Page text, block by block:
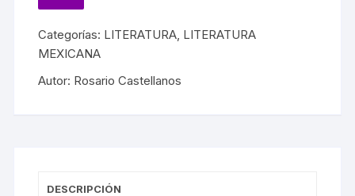
Categorías: LITERATURA, LITERATURA
MEXICANA
Autor: Rosario Castellanos
DESCRIPCIÓN